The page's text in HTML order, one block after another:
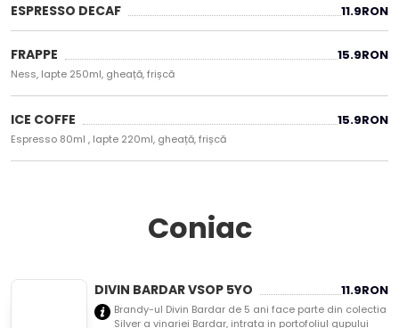
ESPRESSO DECAF 11.9RON
FRAPPE 15.9RON
Ness, lapte 250ml, gheață, frișcă
ICE COFFE 15.9RON
Espresso 80ml , lapte 220ml, gheață, frișcă
Coniac
DIVIN BARDAR VSOP 5YO 11.9RON
Brandy-ul Divin Bardar de 5 ani face parte din colectia
Silver a vinariei Bardar, intrata in portofoliul gupului